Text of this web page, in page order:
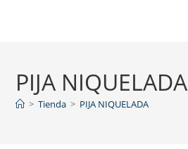
PIJA NIQUELADA
> Tienda > PIJA NIQUELADA